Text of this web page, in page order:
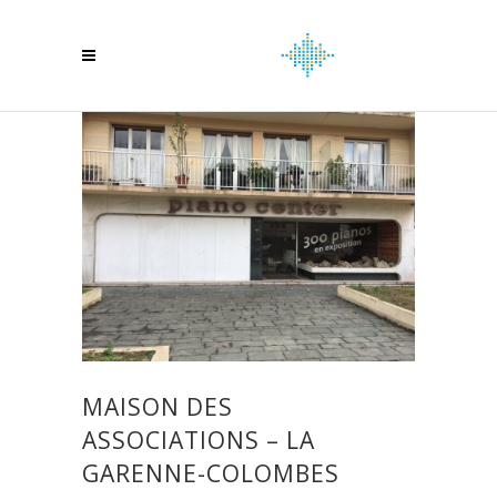
MAISON DES
ASSOCIATIONS – LA
GARENNE-COLOMBES